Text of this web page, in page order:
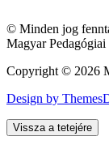
© Minden jog
Magyar Pedagógiai
Copyright © 2026
Design by
Vissza a tetejére